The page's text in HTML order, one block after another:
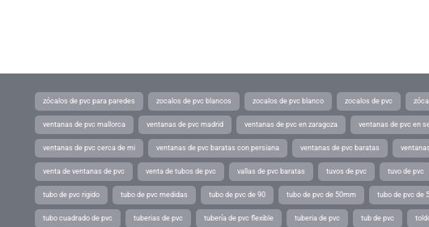
zócalos de pvc para paredes zocalos de pvc blancos zocalos de pvc blanco zocalos de pvc
ventanas de pvc mallorca ventanas de pvc madrid ventanas de pvc en zaragoza ventanas de pvc en
ventanas de pvc cerca de mi ventanas de pvc baratas con persiana ventanas de pvc baratas
venta de ventanas de pvc venta de tubos de pvc vallas de pvc baratas tuvos de pvc tuvo de pvc
tubo de pvc rigido tubo de pvc medidas tubo de pvc de 90 tubo de pvc de 50mm tubo de pvc de
tubo cuadrado de pvc tuberias de pvc tubería de pvc flexible tuberia de pvc tub de pvc